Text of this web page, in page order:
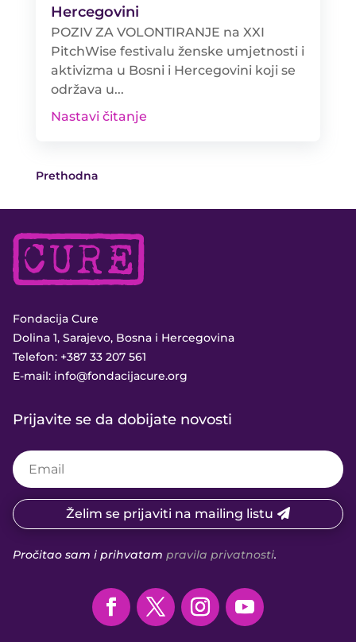
Hercegovini
POZIV ZA VOLONTIRANJE na XXI
PitchWise festivalu ženske umjetnosti i
aktivizma u Bosni i Hercegovini koji se
održava u...
Nastavi čitanje
Prethodna
Fondacija Cure
Dolina 1, Sarajevo, Bosna i Hercegovina
Telefon: +387 33 207 561
E-mail: info@fondacijacure.org
Prijavite se da dobijate novosti
Želim se prijaviti na mailing listu
Pročitao sam i prihvatam pravila privatnosti.